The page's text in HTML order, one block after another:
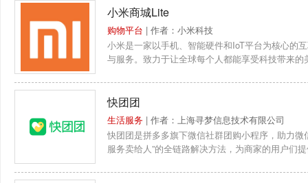
小米商城Lite
购物平台 | 作者：小米科技
小米是一家以手机、智能硬件和IoT平台为核心的
与服务。致力于让全球每个人都能享受科技带来
快团团
生活服务 | 作者：上海寻梦信息技术有限公司
快团团是拼多多旗下微信社群团购小程序，助力
服务卖给人”的全链路解决方法，为商家的用户们